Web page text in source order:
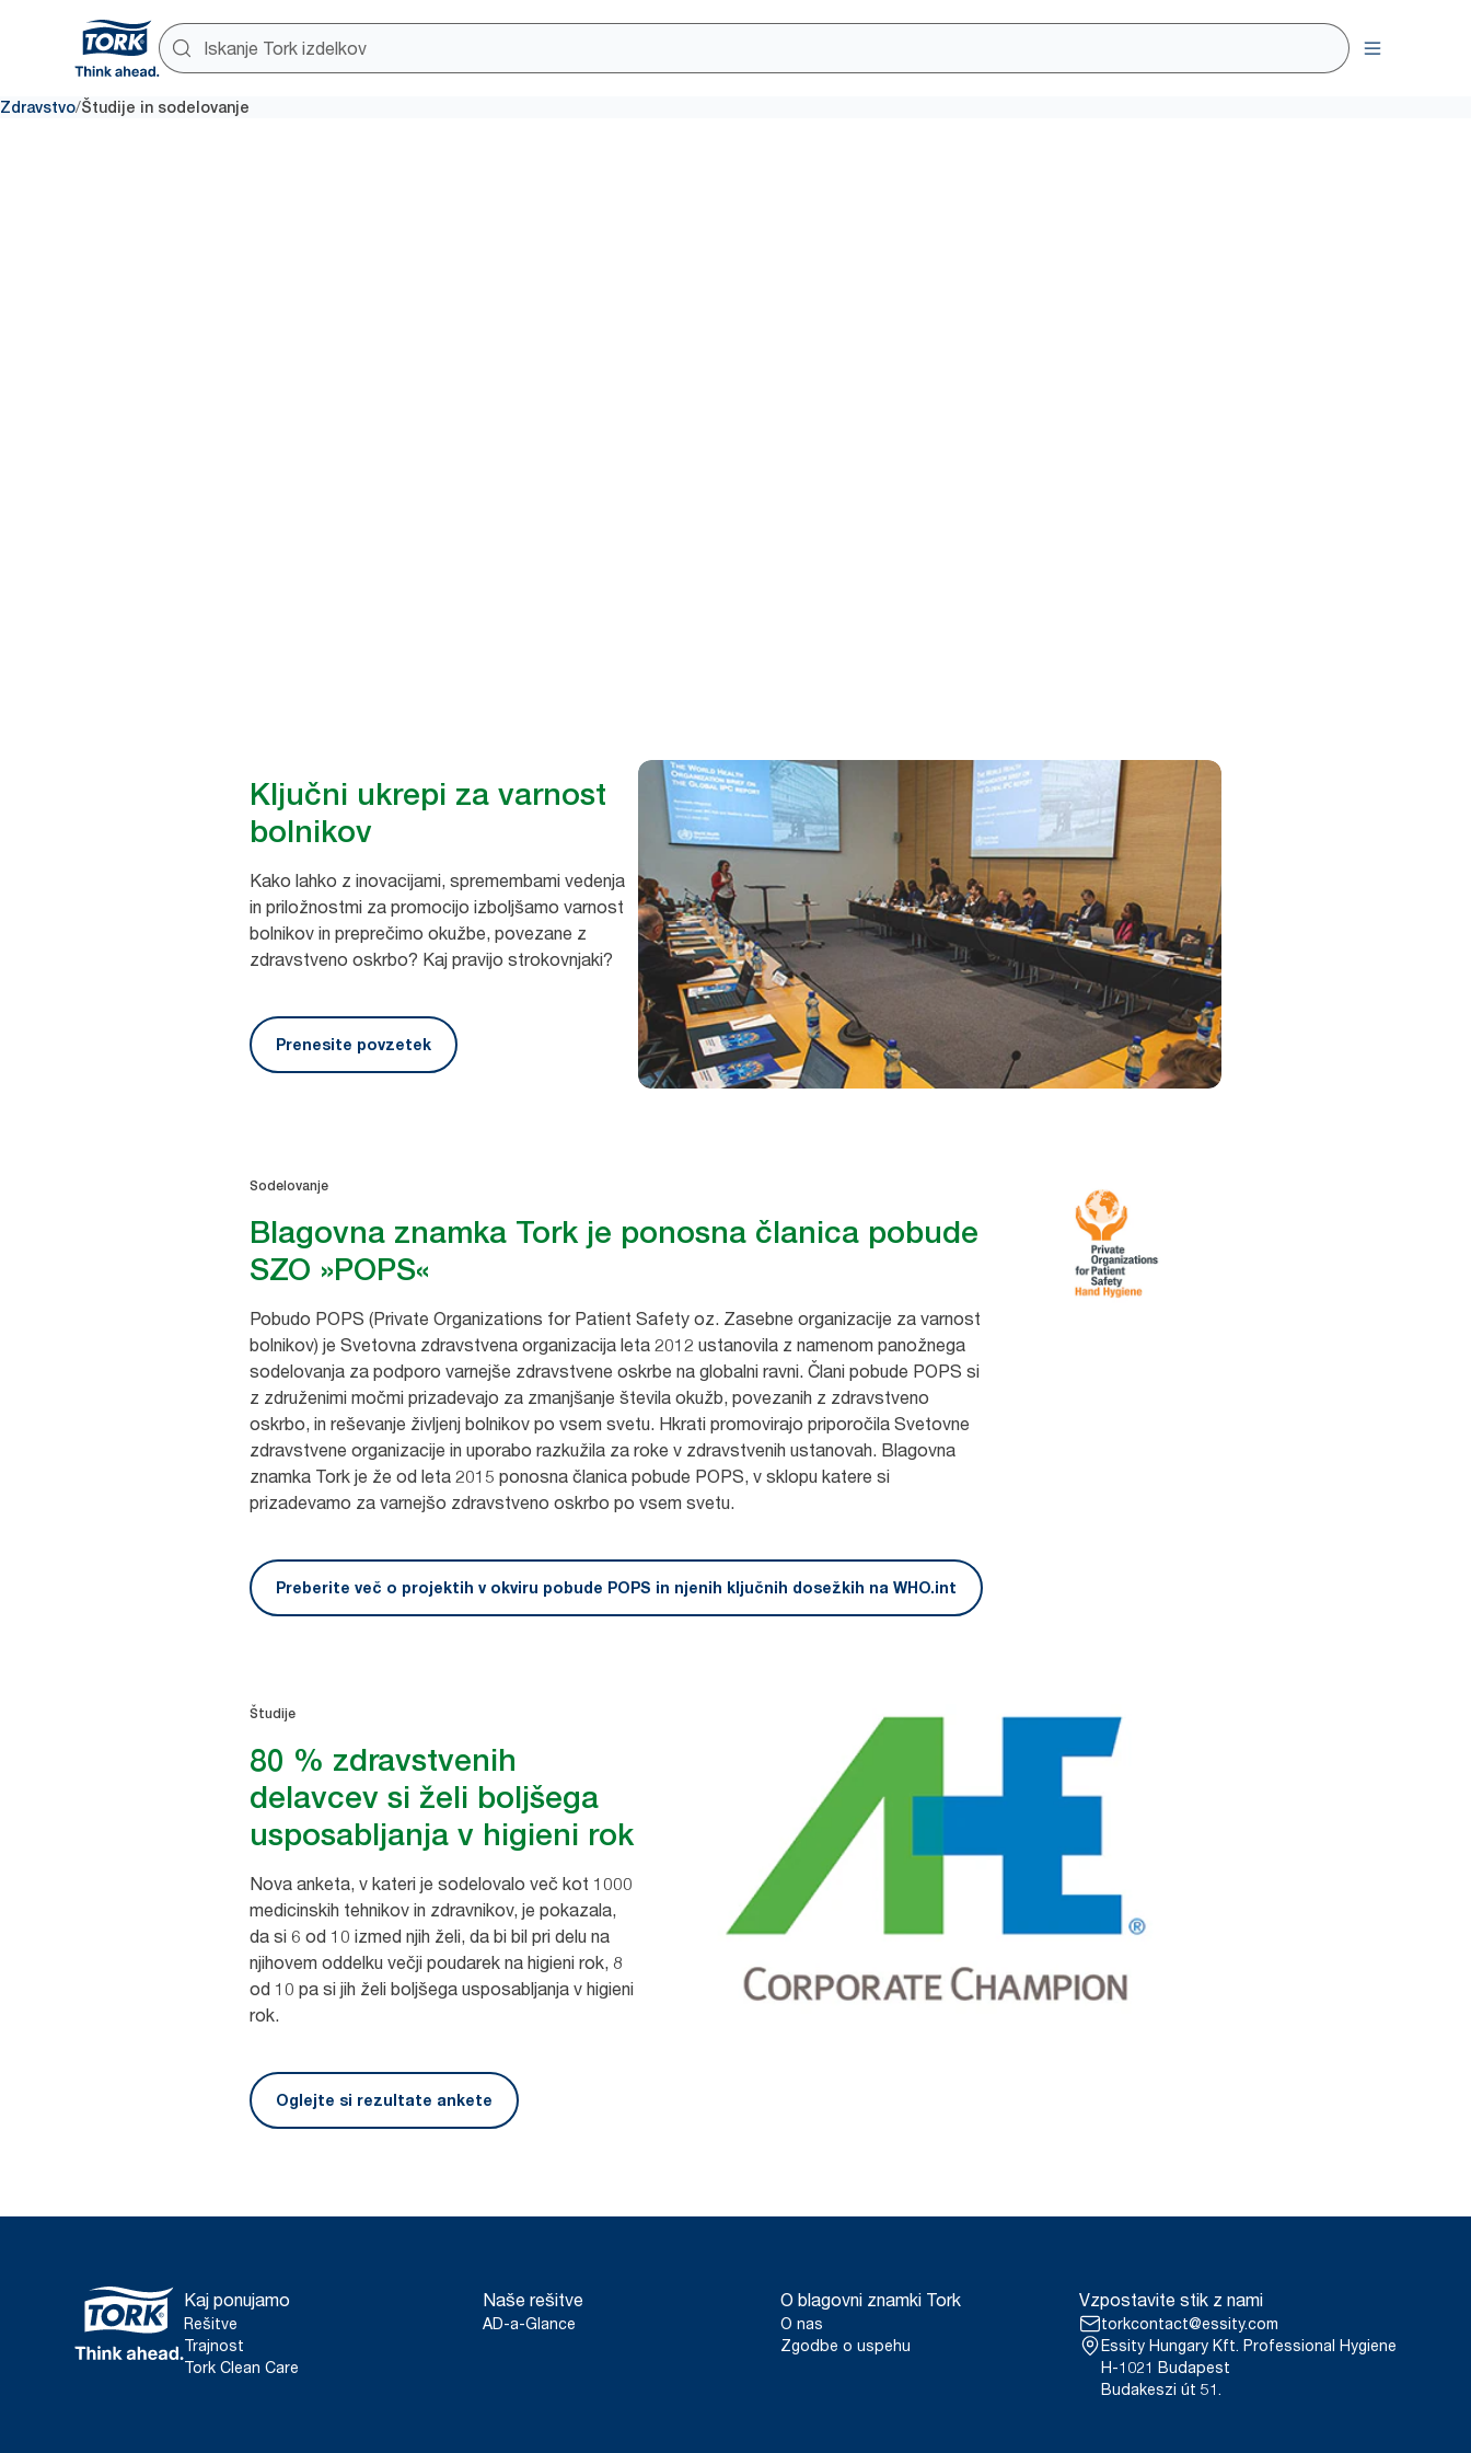
Zdravstvo/Študije in sodelovanje
Ključni ukrepi za varnost
bolnikov
Kako lahko z inovacijami, spremembami vedenja
in priložnostmi za promocijo izboljšamo varnost
bolnikov in preprečimo okužbe, povezane z
zdravstveno oskrbo? Kaj pravijo strokovnjaki?
Prenesite povzetek
Sodelovanje
Blagovna znamka Tork je ponosna članica pobude
SZO »POPS«
Pobudo POPS (Private Organizations for Patient Safety oz. Zasebne organizacije za varnost
bolnikov) je Svetovna zdravstvena organizacija leta 2012 ustanovila z namenom panožnega
sodelovanja za podporo varnejše zdravstvene oskrbe na globalni ravni. Člani pobude POPS si
z združenimi močmi prizadevajo za zmanjšanje števila okužb, povezanih z zdravstveno
oskrbo, in reševanje življenj bolnikov po vsem svetu. Hkrati promovirajo priporočila Svetovne
zdravstvene organizacije in uporabo razkužila za roke v zdravstvenih ustanovah. Blagovna
znamka Tork je že od leta 2015 ponosna članica pobude POPS, v sklopu katere si
prizadevamo za varnejšo zdravstveno oskrbo po vsem svetu.
Preberite več o projektih v okviru pobude POPS in njenih ključnih dosežkih na WHO.int
Študije
80 % zdravstvenih
delavcev si želi boljšega
usposabljanja v higieni rok
Nova anketa, v kateri je sodelovalo več kot 1000
medicinskih tehnikov in zdravnikov, je pokazala,
da si 6 od 10 izmed njih želi, da bi bil pri delu na
njihovem oddelku večji poudarek na higieni rok, 8
od 10 pa si jih želi boljšega usposabljanja v higieni
rok.
Oglejte si rezultate ankete
Kaj ponujamo
Rešitve
Trajnost
Tork Clean Care
Naše rešitve
AD-a-Glance
O blagovni znamki Tork
O nas
Zgodbe o uspehu
Vzpostavite stik z nami
torkcontact@essity.com
Essity Hungary Kft. Professional Hygiene
H-1021 Budapest
Budakeszi út 51.